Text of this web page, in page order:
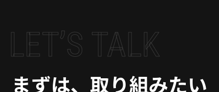
LET’S TALK
まずは、取り組みたい